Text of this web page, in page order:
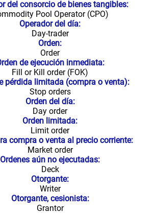
del consorcio de bienes tangibles:
Pool Operator (CPO)
Operador del día:
Day-trader
Orden:
Order
de ejecución inmediata:
Fill or Kill order (FOK)
pérdida limitada (compra o venta):
Stop orders
Orden del día:
Day order
Orden limitada:
Limit order
compra o venta al precio corriente:
Market order
Ordenes aún no ejecutadas:
Deck
Otorgante:
Writer
Otorgante, cesionista:
Grantor